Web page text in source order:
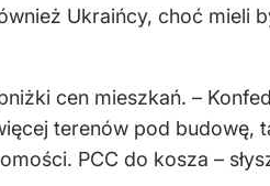
Ukraińcy, choć mieli
cen mieszkań. –
terenów pod budowę,
PCC do kosza –